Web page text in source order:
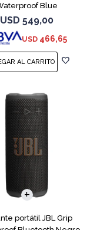
Blue
USD 549,00
USD 466,65
portátil JBL Grip